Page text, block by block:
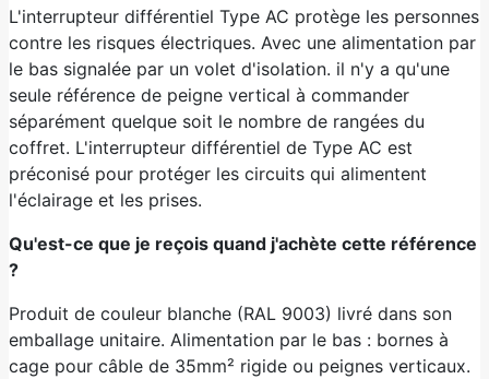
L'interrupteur différentiel Type AC protège les personnes
contre les risques électriques. Avec une alimentation par
le bas signalée par un volet d'isolation. il n'y a qu'une
seule référence de peigne vertical à commander
séparément quelque soit le nombre de rangées du
coffret. L'interrupteur différentiel de Type AC est
préconisé pour protéger les circuits qui alimentent
l'éclairage et les prises.
Qu'est-ce que je reçois quand j'achète cette référence
?
Produit de couleur blanche (RAL 9003) livré dans son
emballage unitaire. Alimentation par le bas : bornes à
cage pour câble de 35mm² rigide ou peignes verticaux.